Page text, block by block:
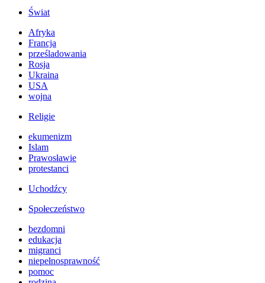
Świat
Afryka
Francja
prześladowania
Rosja
Ukraina
USA
wojna
Religie
ekumenizm
Islam
Prawosławie
protestanci
Uchodźcy
Społeczeństwo
bezdomni
edukacja
migranci
niepełnosprawność
pomoc